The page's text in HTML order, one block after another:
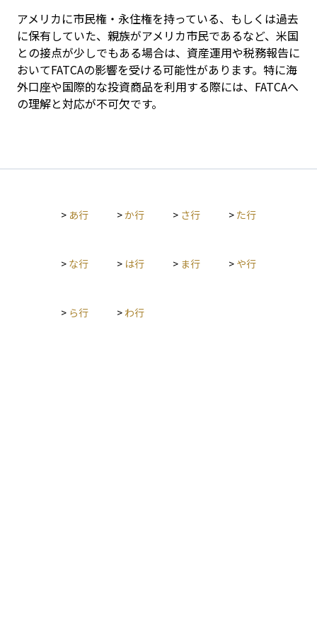
アメリカに市民権・永住権を持っている、もしくは過去
に保有していた、親族がアメリカ市民であるなど、米国
との接点が少しでもある場合は、資産運用や税務報告に
おいてFATCAの影響を受ける可能性があります。特に海
外口座や国際的な投資商品を利用する際には、FATCAへ
の理解と対応が不可欠です。
> あ行 >か行 > さ行 > た行
> な行 > は行 > ま行 > や行
> ら行 > わ行